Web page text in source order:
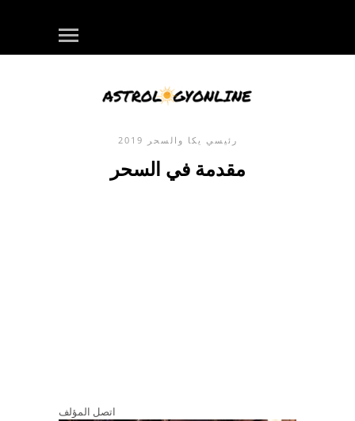
رئيسي يكا والسحر
مقدمة في السحر
اتصل المؤلف